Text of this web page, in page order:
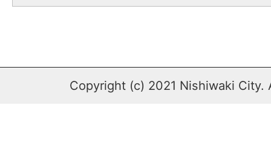
Copyright (c) 2021 Nishiwaki City.